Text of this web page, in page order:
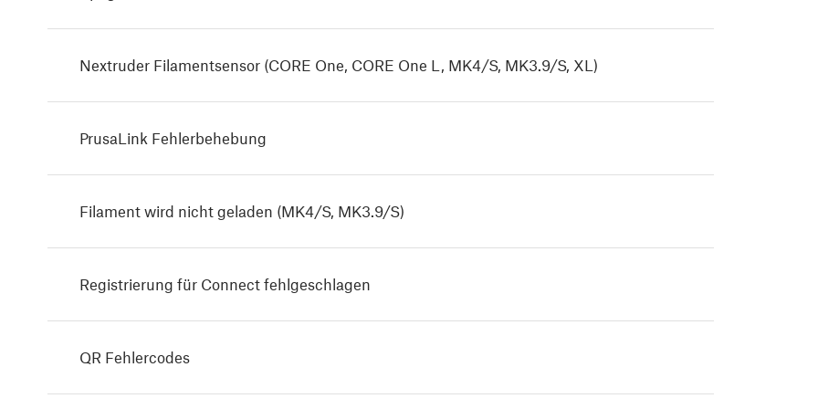
Nextruder Filamentsensor (CORE One, CORE One L, MK4/S, MK3.9/S, XL)
PrusaLink Fehlerbehebung
Filament wird nicht geladen (MK4/S, MK3.9/S)
Registrierung für Connect fehlgeschlagen
QR Fehlercodes